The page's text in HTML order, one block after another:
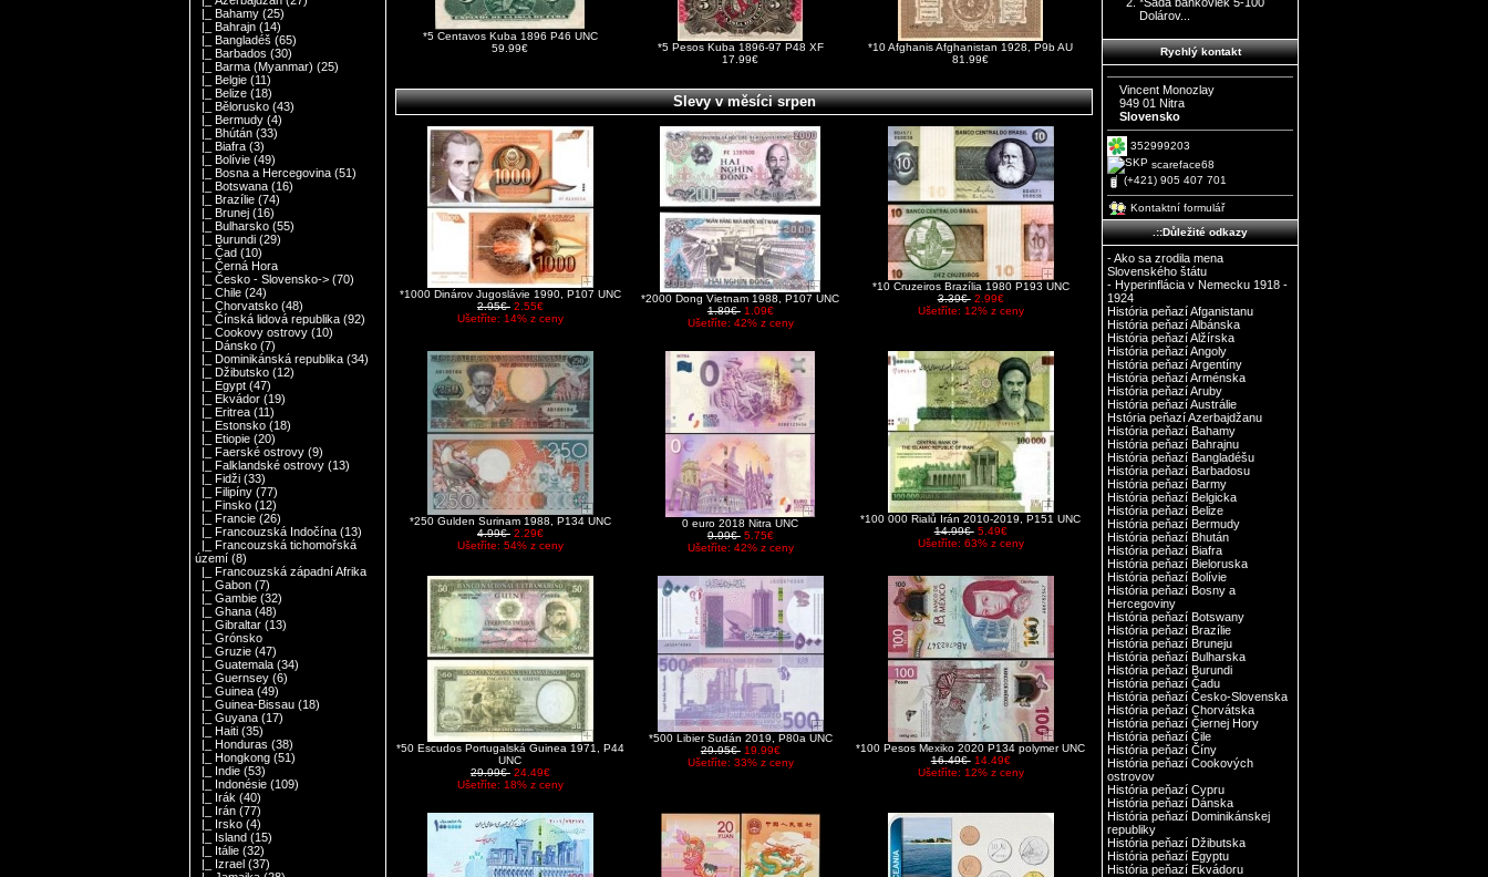
|_ Bahamy (25)
|_ Bahrajn (14)
|_ Bangladéš (65)
|_ Barbados (30)
|_ Barma (Myanmar) (25)
|_ Belgie (11)
|_ Belize (18)
|_ Bělorusko (43)
|_ Bermudy (4)
|_ Bhútán (33)
|_ Biafra (3)
|_ Bolívie (49)
|_ Bosna a Hercegovina (51)
|_ Botswana (16)
|_ Brazílie (74)
|_ Brunej (16)
|_ Bulharsko (55)
|_ Burundi (29)
|_ Čad (10)
|_ Černá Hora
|_ Česko - Slovensko-> (70)
|_ Chile (24)
|_ Chorvatsko (48)
|_ Čínská lidová republika (92)
|_ Cookovy ostrovy (10)
|_ Dánsko (7)
|_ Dominikánská republika (34)
|_ Džibutsko (12)
|_ Egypt (47)
|_ Ekvádor (19)
|_ Eritrea (11)
|_ Estonsko (18)
|_ Etiopie (20)
|_ Faerské ostrovy (9)
|_ Falklandské ostrovy (13)
|_ Fidži (33)
|_ Filipíny (77)
|_ Finsko (12)
|_ Francie (26)
|_ Francouzská Indočína (13)
|_ Francouzská tichomořská
území (8)
|_ Francouzská západní Afrika
|_ Gabon (7)
|_ Gambie (32)
|_ Ghana (48)
|_ Gibraltar (13)
|_ Grónsko
|_ Gruzie (47)
|_ Guatemala (34)
|_ Guernsey (6)
|_ Guinea (49)
|_ Guinea-Bissau (18)
|_ Guyana (17)
|_ Haiti (35)
|_ Honduras (38)
|_ Hongkong (51)
|_ Indie (53)
|_ Indonésie (109)
|_ Irák (40)
|_ Irán (77)
|_ Irsko (4)
|_ Island (15)
|_ Itálie (32)
|_ Izrael (37)
*5 Centavos Kuba 1896 P46 UNC
59.99€
*5 Pesos Kuba 1896-97 P48 XF
17.99€
*10 Afghanis Afghanistan 1928, P9b AU
81.99€
Slevy v měsíci srpen
*1000 Dinárov Jugoslávie 1990, P107 UNC
2.95€ 2.55€
Ušetříte: 14% z ceny
*2000 Dong Vietnam 1988, P107 UNC
1.89€ 1.09€
Ušetříte: 42% z ceny
*10 Cruzeiros Brazília 1980 P193 UNC
3.39€ 2.99€
Ušetříte: 12% z ceny
*250 Gulden Surinam 1988, P134 UNC
4.99€ 2.29€
Ušetříte: 54% z ceny
0 euro 2018 Nitra UNC
9.99€ 5.75€
Ušetříte: 42% z ceny
*100 000 Rialů Irán 2010-2019, P151 UNC
14.99€ 5.49€
Ušetříte: 63% z ceny
*50 Escudos Portugalská Guinea 1971, P44
UNC
29.99€ 24.49€
Ušetříte: 18% z ceny
*500 Libier Sudán 2019, P80a UNC
29.95€ 19.99€
Ušetříte: 33% z ceny
*100 Pesos Mexiko 2020 P134 polymer UNC
16.49€ 14.49€
Ušetříte: 12% z ceny
Dolárov...
Rychlý kontakt
Vincent Monozlay
949 01 Nitra
Slovensko
352999203
scareface68
(+421) 905 407 701
Kontaktní formulář
.::Důležité odkazy
- Ako sa zrodila mena
Slovenského štátu
- Hyperinflácia v Nemecku 1918 -
1924
História peňazí Afganistanu
História peňazí Albánska
História peňazí Alžírska
História peňazí Angoly
História peňazí Argentíny
História peňazí Arménska
História peňazí Aruby
História peňazí Austrálie
Hstória peňazí Azerbajdžanu
História peňazí Bahamy
História peňazí Bahrajnu
História peňazí Bangladéšu
História peňazí Barbadosu
História peňazí Barmy
História peňazí Belgicka
História peňazí Belize
História peňazí Bermudy
História peňazí Bhután
História peňazí Biafra
História peňazí Bieloruska
História peňazí Bolívie
História peňazí Bosny a
Hercegoviny
História peňazí Botswany
História peňazí Brazílie
História peňazí Bruneju
História peňazí Bulharska
História peňazí Burundi
História peňazí Čadu
História peňazí Česko-Slovenska
História peňazí Chorvátska
História peňazí Čiernej Hory
História peňazí Čile
História peňazí Číny
História peňazí Cookových
ostrovov
História peňazí Cypru
História peňazí Dánska
História peňazí Dominikánskej
republiky
História peňazí Džibutska
História peňazí Egyptu
História peňazí Ekvádoru